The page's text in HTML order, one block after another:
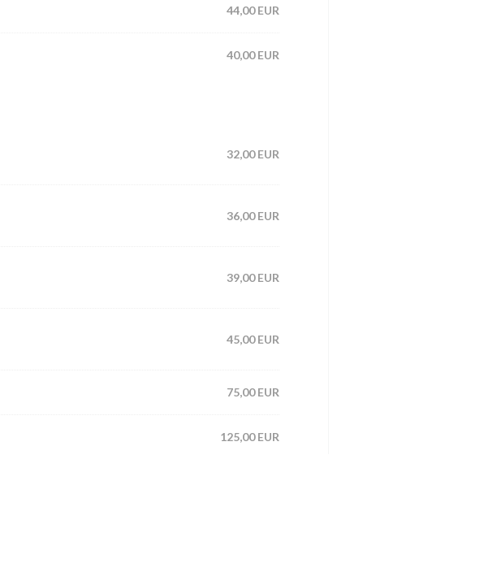
44,00 EUR
40,00 EUR
32,00 EUR
36,00 EUR
39,00 EUR
45,00 EUR
75,00 EUR
125,00 EUR